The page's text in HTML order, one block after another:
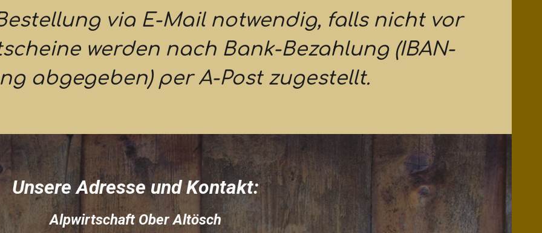
via E-Mail notwendig, falls nicht vor
werden nach Bank-Bezahlung (IBAN-
abgegeben) per A-Post zugestellt.
Unsere Adresse und Kontakt:
Alpwirtschaft Ober Altösch